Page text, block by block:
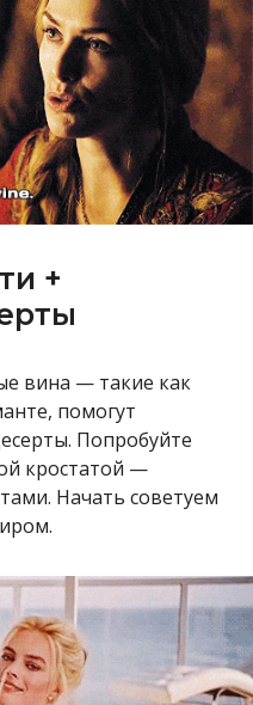
+
вина — такие как
помогут
Попробуйте
кростатой —
Начать советуем